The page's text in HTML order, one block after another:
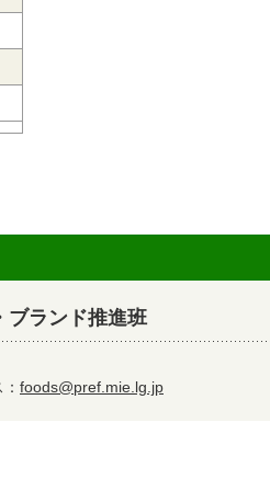
ランド推進班
foods@pref.mie.lg.jp